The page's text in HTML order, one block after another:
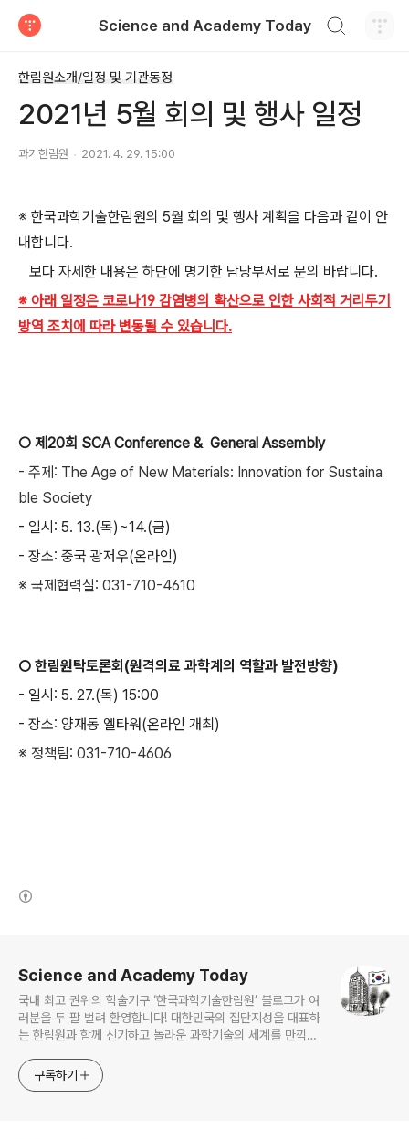
Science and Academy Today
한림원소개/일정 및 기관동정
2021년 5월 회의 및 행사 일정
과기한림원 2021. 4. 29. 15:00
※ 한국과학기술한림원의 5월 회의 및 행사 계획을 다음과 같이 안
내합니다.
보다 자세한 내용은 하단에 명기한 담당부서로 문의 바랍니다.
※ 아래 일정은 코로나19 감염병의 확산으로 인한 사회적 거리두기
방역 조치에 따라 변동될 수 있습니다.
○ 제20회 SCA Conference & General Assembly
- 주제: The Age of New Materials: Innovation for Sustaina
ble Society
- 일시 : 5. 13.(목)~14.(금)
- 장소: 중국 광저우(온라인)
※ 국제협력실: 031-710-4610
○ 한림원탁토론회(원격의료 과학계의 역할과 발전방향)
- 일시 : 5. 27.(목) 15:00
- 장소: 양재동 엘타워(온라인 개최)
※ 정책팀: 031-710-4606
Science and Academy Today
국내 최고 권위의 학술기구 ‘한국과학기술한림원’ 블로그가 여
러분을 두 팔 벌려 환영합니다! 대한민국의 집단지성을 대표하
는 한림원과 함께 신기하고 놀라운 과학기술의 세계를 만끽하
구독하기